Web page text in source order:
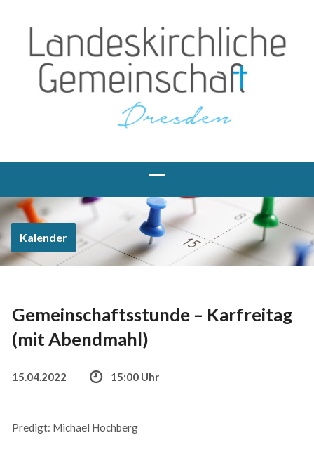
Kalender
Gemeinschaftsstunde – Karfreitag
(mit Abendmahl)
15.04.2022 15:00 Uhr
Predigt: Michael Hochberg